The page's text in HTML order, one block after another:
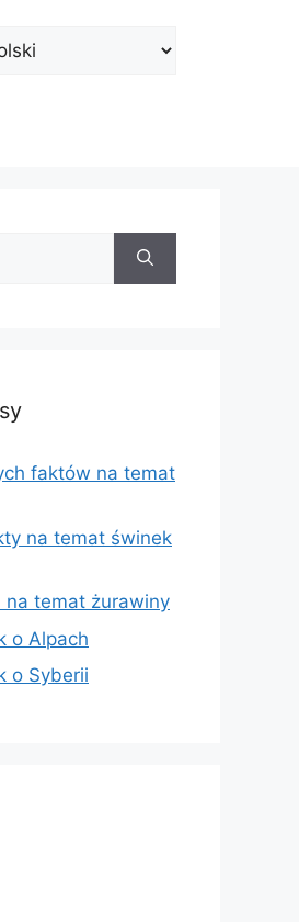
faktów na temat
na temat świnek
na temat żurawiny
o Alpach
o Syberii